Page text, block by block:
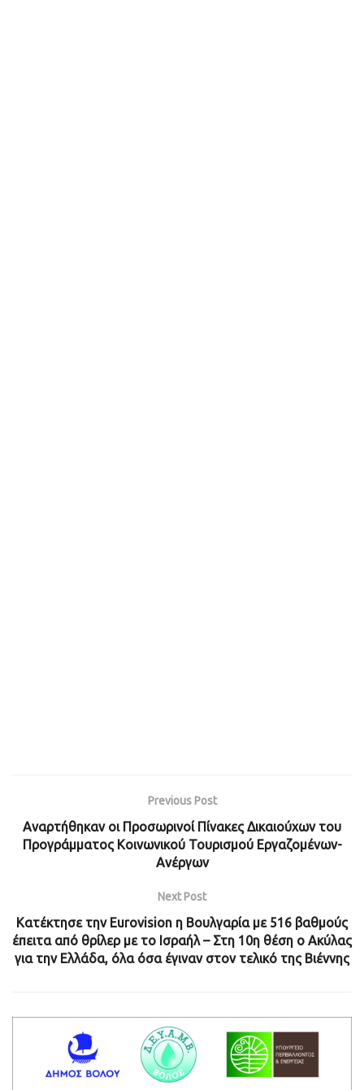
Previous Post
Αναρτήθηκαν οι Προσωρινοί Πίνακες Δικαιούχων του
Προγράμματος Κοινωνικού Τουρισμού Εργαζομένων-
Ανέργων
Next Post
Κατέκτησε την Eurovision η Βουλγαρία με 516 βαθμούς
έπειτα από θρίλερ με το Ισραήλ – Στη 10η θέση ο Ακύλας
για την Ελλάδα, όλα όσα έγιναν στον τελικό της Βιέννης